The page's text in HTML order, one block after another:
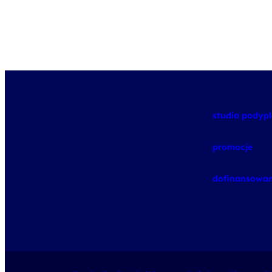
studia
promocje